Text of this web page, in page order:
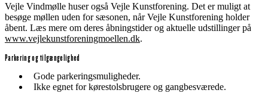
Vejle Vindmølle huser også Vejle Kunstforening. Det er muligt at
besøge møllen uden for sæsonen, når Vejle Kunstforening holder
åbent. Læs mere om deres åbningstider og aktuelle udstillinger på
www.vejlekunstforeningmoellen.dk.
Parkering og tilgængelighed
Gode parkeringsmuligheder.
Ikke egnet for kørestolsbrugere og gangbesværede.